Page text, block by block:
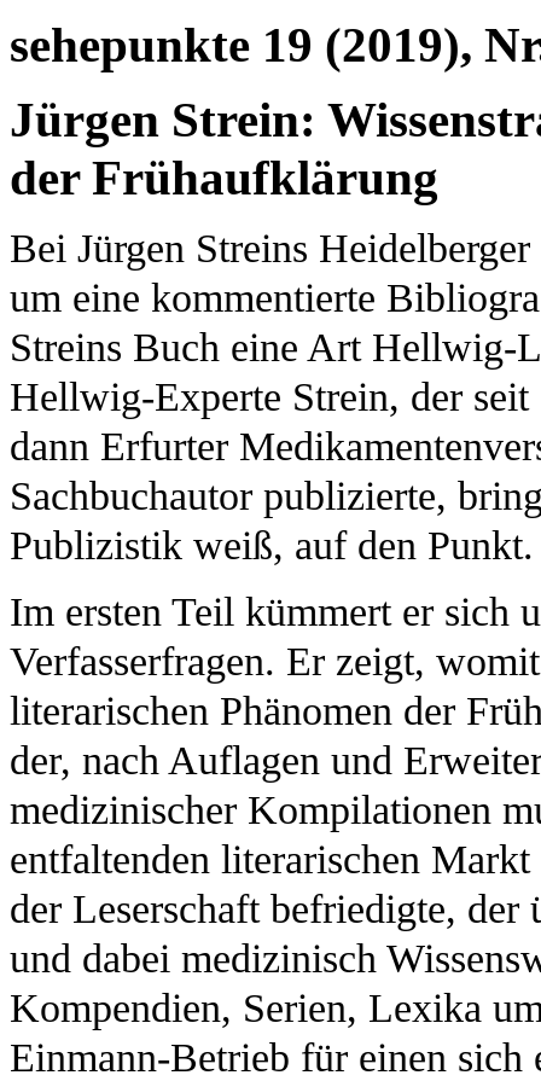
sehepunkte 19 (2019),
Jürgen Strein:
der Frühaufklärung
Bei Jürgen Streins
um eine kommentierte
Streins Buch eine Art Hellwig-
Hellwig-Experte Strein, der seit
dann Erfurter
Sachbuchautor publizierte,
Publizistik weiß, auf den Punkt.
Im ersten Teil kümmert er sich
Verfasserfragen. Er zeigt,
literarischen Phänomen der
der, nach Auflagen und
medizinischer Kompilationen
entfaltenden literarischen
der Leserschaft befriedigte, der
und dabei medizinisch
Kompendien, Serien, Lexika
Einmann-Betrieb für einen sich